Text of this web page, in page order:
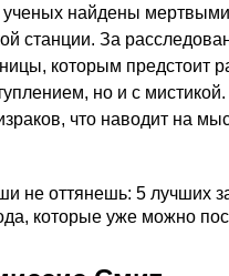
ученых найдены
станции. За
которым предстоит
но и с
что наводит на